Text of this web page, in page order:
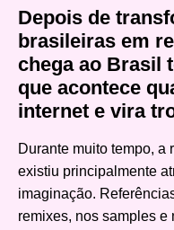
Depois de
brasileiras em
chega ao Brasil
que acontece
internet e vira
Durante muito tempo, a
existiu principalmente
imaginação.
remixes, nos samples e